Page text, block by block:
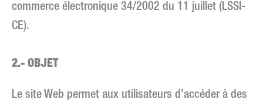
commerce électronique 34/2002 du 11 juillet (LSSI-
CE).
2.- OBJET
Le site Web permet aux utilisateurs d’accéder à des